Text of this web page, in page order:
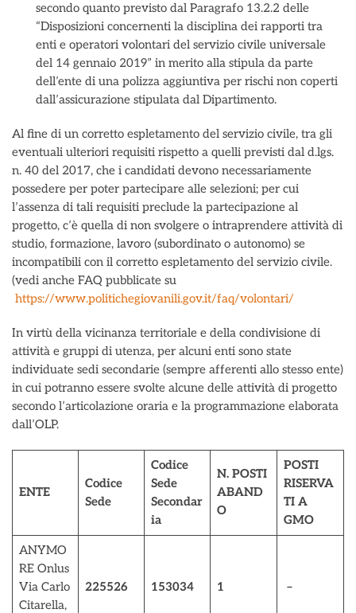
secondo quanto previsto dal Paragrafo 13.2.2 delle
“Disposizioni concernenti la disciplina dei rapporti tra
enti e operatori volontari del servizio civile universale
del 14 gennaio 2019” in merito alla stipula da parte
dell’ente di una polizza aggiuntiva per rischi non coperti
dall’assicurazione stipulata dal Dipartimento.
Al fine di un corretto espletamento del servizio civile, tra gli
eventuali ulteriori requisiti rispetto a quelli previsti dal d.lgs.
n. 40 del 2017, che i candidati devono necessariamente
possedere per poter partecipare alle selezioni; per cui
l’assenza di tali requisiti preclude la partecipazione al
progetto, c’è quella di non svolgere o intraprendere attività di
studio, formazione, lavoro (subordinato o autonomo) se
incompatibili con il corretto espletamento del servizio civile.
(vedi anche FAQ pubblicate su
https://www.politichegiovanili.gov.it/faq/volontari/
In virtù della vicinanza territoriale e della condivisione di
attività e gruppi di utenza, per alcuni enti sono state
individuate sedi secondarie (sempre afferenti allo stesso ente)
in cui potranno essere svolte alcune delle attività di progetto
secondo l’articolazione oraria e la programmazione elaborata
dall’OLP.
ENTE
Codice
Sede
Codice
Sede
Secondar
ia
N. POSTI
ABAND
O
POSTI
RISERVA
TI A
GMO
ANYMO
RE Onlus
Via Carlo
Citarella,
225526 153034 1 –